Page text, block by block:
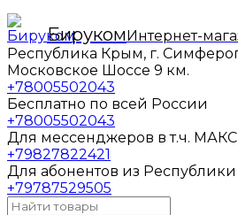
БирукомИнтернет-
Республика Крым, г.
Московское Шоссе 9 км.
+78005502043
Бесплатно по всей России
+78005502043
Для мессенджеров в т.ч. МАКС
+79827822421
Для абонентов из
+79787529505